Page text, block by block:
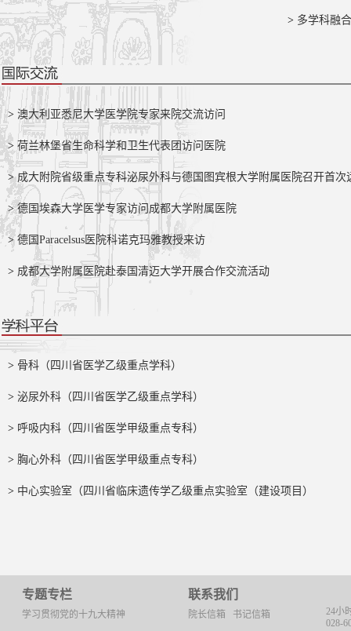
成都大学附属医院召开2017科研...
> 多学科融
> 澳大利亚悉尼大学医学院专家来院交流访问
> 荷兰林堡省生命科学和卫生代表团访问医院
>成大附院省级重点专科泌尿外科与德国图宾根大学附属医院召开首次
>德国埃森大学医学专家访问成都大学附属医院
>德国Paracelsus医院科诺克玛雅教授来访
> 成都大学附属医院赴泰国清迈大学开展合作交流活动
> 骨科（四川省医学乙级重点学科）
> 泌尿外科（四川省医学乙级重点学科）
> 呼吸内科（四川省医学甲级重点专科）
> 胸心外科（四川省医学甲级重点专科）
> 中心实验室（四川省临床遗传学乙级重点实验室（建设项目）
专题专栏
学习贯彻党的十九大精神
联系我们
院长信箱 书记信箱
24小
028-